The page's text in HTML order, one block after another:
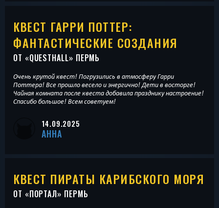
КВЕСТ ГАРРИ ПОТТЕР:
ФАНТАСТИЧЕСКИЕ СОЗДАНИЯ
ОТ «QUESTHALL» ПЕРМЬ
Очень крутой квест! Погрузились в атмосферу Гарри
Поттера! Все прошло весело и энергично! Дети в восторге!
Чайная комната после квеста добавила празднику настроение!
Спасибо большое! Всем советуем!
14.09.2025
АННА
КВЕСТ ПИРАТЫ КАРИБСКОГО МОРЯ
ОТ «ПОРТАЛ» ПЕРМЬ